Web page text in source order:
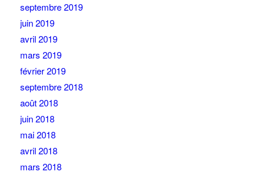
septembre 2019
juin 2019
avril 2019
mars 2019
février 2019
septembre 2018
août 2018
juin 2018
mai 2018
avril 2018
mars 2018